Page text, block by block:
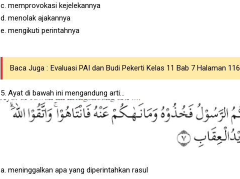
c. memprovokasi kejelekannya
d. menolak ajakannya
e. mengikuti perintahnya
Baca Juga : Evaluasi PAI dan Budi Pekerti Kelas 11 Bab 7 Halaman 116
5. Ayat di bawah ini mengandung arti...
a. meninggalkan apa yang diperintahkan rasul